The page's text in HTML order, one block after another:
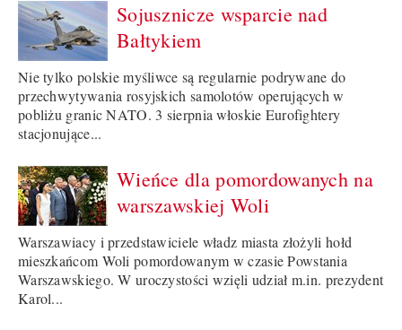
Sojusznicze wsparcie nad
Bałtykiem
Nie tylko polskie myśliwce są regularnie podrywane do
przechwytywania rosyjskich samolotów operujących w
pobliżu granic NATO. 3 sierpnia włoskie Eurofightery
stacjonujące...
Wieńce dla pomordowanych na
warszawskiej Woli
Warszawiacy i przedstawiciele władz miasta złożyli hołd
mieszkańcom Woli pomordowanym w czasie Powstania
Warszawskiego. W uroczystości wzięli udział m.in. prezydent
Karol...